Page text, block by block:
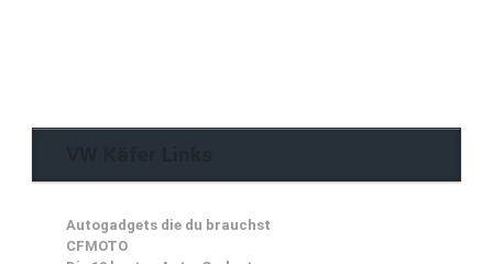
Autogadgets die du brauchst
CFMOTO